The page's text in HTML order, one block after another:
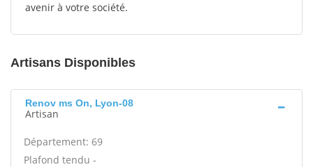
avenir à votre société.
Artisans Disponibles
Renov ms On, Lyon-08
Artisan
Département: 69
Plafond tendu -